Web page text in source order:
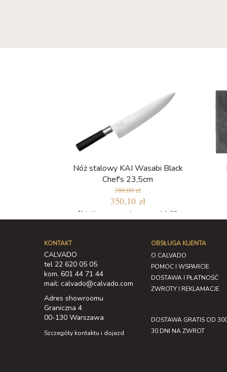
Nóż stalowy KAI Wasabi Black
Chef's 23,5cm
389,00 zł
350,10 zł
Najniższa cena w ciągu ostatnich 30
dni: 330,65 zł
KONTAKT
CALVADO
tel 22 620 05 05
kom. 601 44 71 44
mail: calvado@calvado.com
Adres showroomu
Graniczna 4
00-130 Warszawa
Szczegóły kontaktu i dojazd
OBSŁUGA KLIENTA
O CALVADO
POMOC I WSPARCIE
DOSTAWA I PŁATNOŚĆ
ZWROTY I REKLAMACJE
DOSTAWA GRATIS OD
30 DNI NA ZWROT